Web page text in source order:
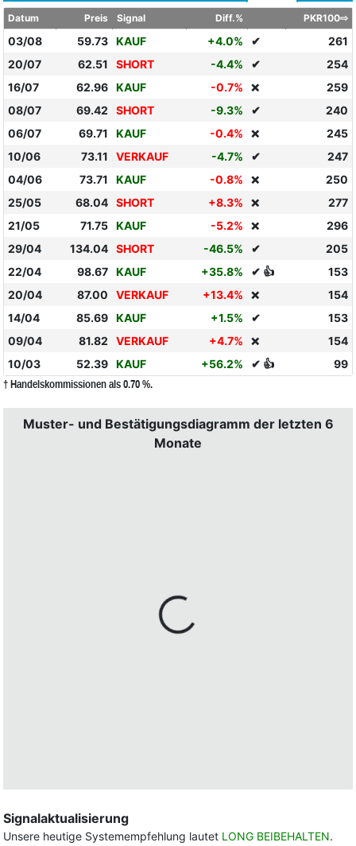
Datum Preis Signal Diff.% PKR100⇨
03/08 59.73 KAUF +4.0% ✔
261
20/07
62.51 SHORT -4.4% ✔
254
16/07
62.96 KAUF -0.7% ❌
259
08/07
69.42 SHORT -9.3% ✔
240
06/07
69.71 KAUF -0.4% ❌
245
10/06
73.11 VERKAUF -4.7% ✔
247
04/06
73.71 KAUF -0.8% ❌
250
25/05
68.04 SHORT +8.3% ❌
277
21/05
71.75 KAUF -5.2% ❌
296
29/04
134.04 SHORT -46.5% ✔
205
22/04
98.67 KAUF +35.8% ✔ 👍
153
20/04
87.00 VERKAUF +13.4% ❌
154
14/04
85.69 KAUF +1.5% ✔
153
09/04
81.82 VERKAUF +4.7% ❌
154
10/03
52.39 KAUF +56.2% ✔ 👍 99
† Handelskommissionen als 0.70 %.
Muster- und Bestätigungsdiagramm der letzten 6
Monate
Signalaktualisierung
Unsere heutige Systemempfehlung lautet LONG BEIBEHALTEN.